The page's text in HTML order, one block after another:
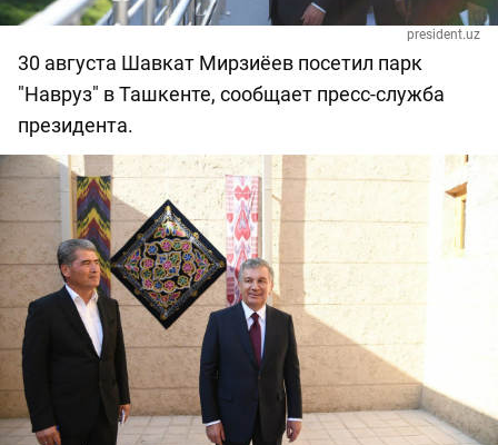
president.uz
30 августа Шавкат Мирзиёев посетил парк
"Навруз" в Ташкенте, сообщает пресс-служба
президента.